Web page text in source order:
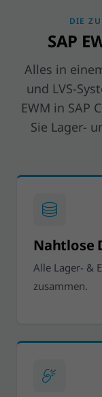
DIE
SAP
Alles in
und LVS-
EWM in SAP
Sie Lager-
Nahtlose
Alle Lager- &
zusammen.